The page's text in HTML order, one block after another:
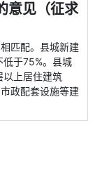
意见（征求
匹配。县城新建
于75%。县城
以上居住建筑
政配套设施等建